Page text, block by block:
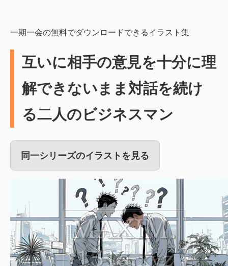
一期一会の無料でダウンロードできるイラスト集
互いに相手の意見を十分に理
解できないまま対話を続け
る二人のビジネスマン
同一シリーズのイラストを見る